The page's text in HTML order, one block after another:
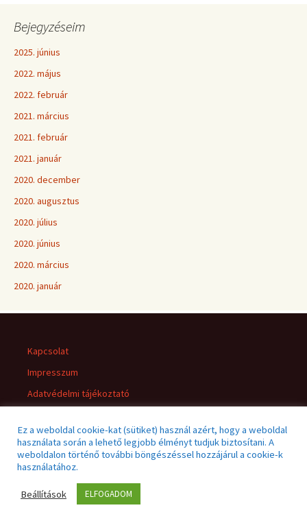
Bejegyzéseim
2025. június
2022. május
2022. február
2021. március
2021. február
2021. január
2020. december
2020. augusztus
2020. július
2020. június
2020. március
2020. január
Kapcsolat
Impresszum
Adatvédelmi tájékoztató
Adatvédelmi tájékoztató Büszke üzemeltető: WordPress
Ez a weboldal cookie-kat (sütiket) használ azért, hogy a weboldal
használata során a lehető legjobb élményt tudjuk biztosítani. A
weboldalon történő további böngészéssel hozzájárul a cookie-k
használatához.
Beállítások ELFOGADOM